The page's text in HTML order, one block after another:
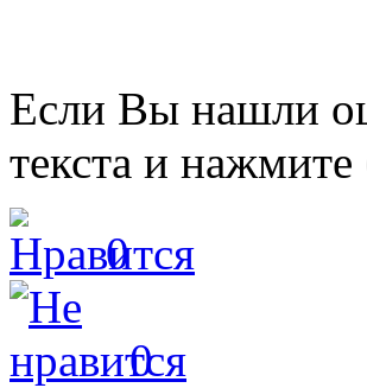
Если Вы нашли
текста и нажмите
0
0